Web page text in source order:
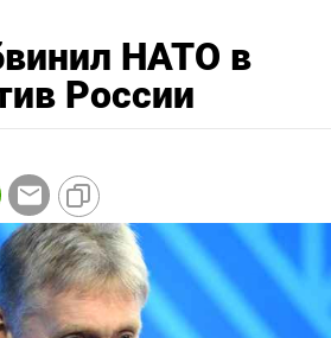
НАТО в
России